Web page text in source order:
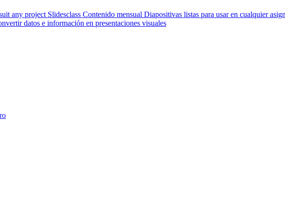
any project Slidesclass Contenido mensual Diapositivas listas para usar en cualquier
datos e información en presentaciones visuales